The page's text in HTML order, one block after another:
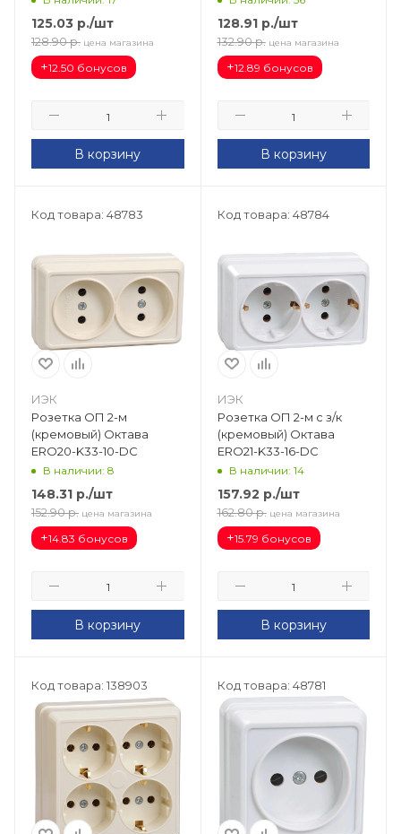
125.03 р./шт
128.90 р. цена магазина
+12.50 бонусов
В корзину
128.91р./шт
132.90 р. цена магазина
+12.89 бонусов
В корзину
Код товара: 48783
ИЭК
Розетка ОП 2-м
(кремовый) Октава
ERO20-K33-10-DC
В наличии: 8
148.31 р./шт
152.90 р. цена магазина
+14.83 бонусов
В корзину
Код товара: 48784
ИЭК
Розетка ОП 2-м с з/к
(кремовый) Октава
ERO21-K33-16-DC
В наличии: 14
157.92 р./шт
162.80 р. цена магазина
+15.79 бонусов
В корзину
Код товара: 138903 Код товара: 48781